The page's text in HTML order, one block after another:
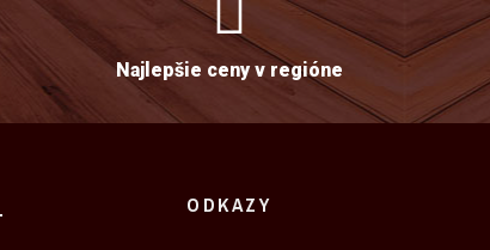
Najlepšie ceny v regióne
ODKAZY